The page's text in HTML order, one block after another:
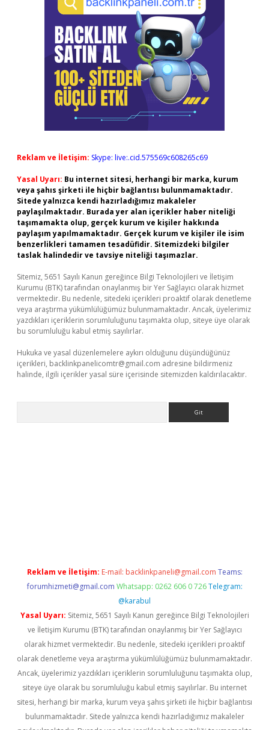
Reklam ve İletişim: Skype: live:.cid.575569c608265c69
Yasal Uyarı: Bu internet sitesi, herhangi bir marka, kurum
veya şahıs şirketi ile hiçbir bağlantısı bulunmamaktadır.
Sitede yalnızca kendi hazırladığımız makaleler
paylaşılmaktadır. Burada yer alan içerikler haber niteliği
taşımamakta olup, gerçek kurum ve kişiler hakkında
paylaşım yapılmamaktadır. Gerçek kurum ve kişiler ile isim
benzerlikleri tamamen tesadüfidir. Sitemizdeki bilgiler
taslak halindedir ve tavsiye niteliği taşımazlar.
Sitemiz, 5651 Sayılı Kanun gereğince Bilgi Teknolojileri ve İletişim
Kurumu (BTK) tarafından onaylanmış bir Yer Sağlayıcı olarak hizmet
vermektedir. Bu nedenle, sitedeki içerikleri proaktif olarak denetleme
veya araştırma yükümlülüğümüz bulunmamaktadır. Ancak, üyelerimiz
yazdıkları içeriklerin sorumluluğunu taşımakta olup, siteye üye olarak
bu sorumluluğu kabul etmiş sayılırlar.
Hukuka ve yasal düzenlemelere aykırı olduğunu düşündüğünüz
içerikleri, backlinkpanelicomtr@gmail.com adresine bildirmeniz
halinde, ilgili içerikler yasal süre içerisinde sitemizden kaldırılacaktır.
Reklam ve İletişim: E-mail: backlinkpaneli@gmail.com Teams:
forumhizmeti@gmail.com Whatsapp: 0262 606 0 726 Telegram:
@karabul
Yasal Uyarı: Sitemiz, 5651 Sayılı Kanun gereğince Bilgi Teknolojileri
ve İletişim Kurumu (BTK) tarafından onaylanmış bir Yer Sağlayıcı
olarak hizmet vermektedir. Bu nedenle, sitedeki içerikleri proaktif
olarak denetleme veya araştırma yükümlülüğümüz bulunmamaktadır.
Ancak, üyelerimiz yazdıkları içeriklerin sorumluluğunu taşımakta olup,
siteye üye olarak bu sorumluluğu kabul etmiş sayılırlar. Bu internet
sitesi, herhangi bir marka, kurum veya şahıs şirketi ile hiçbir bağlantısı
bulunmamaktadır. Sitede yalnızca kendi hazırladığımız makaleler